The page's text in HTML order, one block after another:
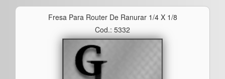
Fresa Para Router De Ranurar 1/4 X 1/8
Cod.: 5332